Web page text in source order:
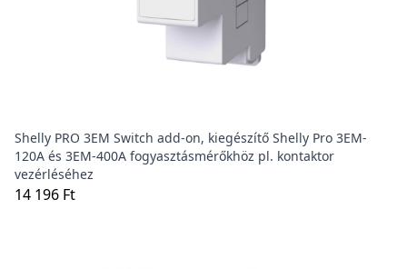
Shelly PRO 3EM Switch add-on, kiegészítő Shelly Pro 3EM-
120A és 3EM-400A fogyasztásmérőkhöz pl. kontaktor
vezérléséhez
14 196 Ft